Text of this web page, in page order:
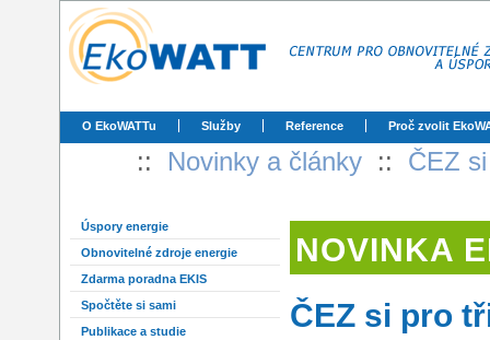
O EkoWATTu Služby Reference Proč zvolit
:: Novinky a články :: ČEZ
Úspory energie
Obnovitelné zdroje energie
Zdarma poradna EKIS
Spočtěte si sami
Publikace a studie
NOVINKA
ČEZ si pro